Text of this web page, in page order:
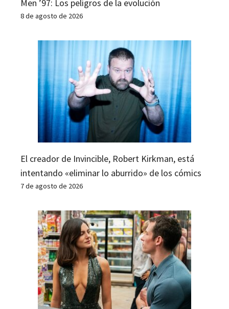
Men ’97: Los peligros de la evolución
8 de agosto de 2026
El creador de Invincible, Robert Kirkman, está
intentando «eliminar lo aburrido» de los cómics
7 de agosto de 2026